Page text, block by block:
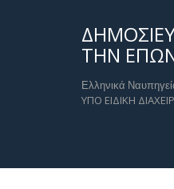
ΤΗΝ
Ελληνικά
ΥΠΟ ΕΙΔΙΚΗ